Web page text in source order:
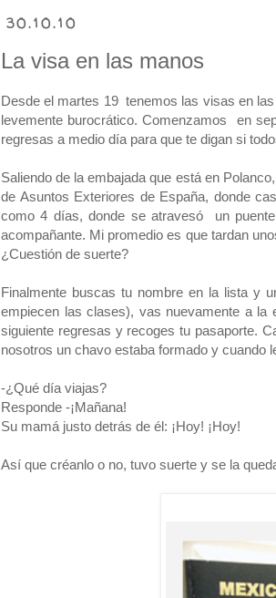
30.10.10
La visa en las manos
Desde el martes 19 tenemos las visas en
levemente burocrático. Comenzamos en
regresas a medio día para que te digan si
Saliendo de la embajada que está en
de Asuntos Exteriores de España, donde
como 4 días, donde se atravesó un
acompañante. Mi promedio es que tardan
¿Cuestión de suerte?
Finalmente buscas tu nombre en la lista
empiecen las clases), vas nuevamente a la
siguiente regresas y recoges tu pasaporte.
nosotros un chavo estaba formado y cuando
-¿Qué día viajas?
Responde -¡Mañana!
Su mamá justo detrás de él: ¡Hoy! ¡Hoy!
Así que créanlo o no, tuvo suerte y se la